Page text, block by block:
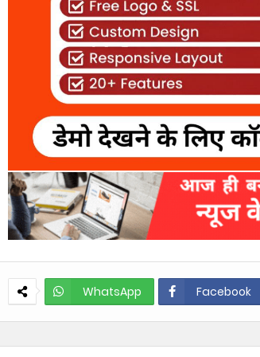
WhatsApp Facebook